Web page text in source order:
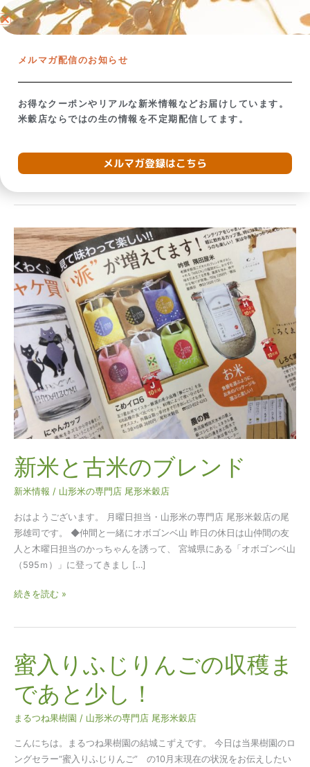
内
容
ネットショップ →
2016年10月
新米と古米のブレンド
新米情報 / 山形米の専門店 尾形米穀店
おはようございます。 月曜日担当・山形米の専門店 尾形米穀店の尾
形雄司です。 ◆仲間と一緒にオボゴンベ山 昨日の休日は山仲間の友
人と木曜日担当のかっちゃんを誘って、 宮城県にある「オボゴンベ山
（595ｍ）」に登ってきまし […]
新
米
と
古
米
の
ブ
レ
ン
ド
続きを読む »
蜜入りふじりんごの収穫ま
であと少し！
まるつね果樹園 / 山形米の専門店 尾形米穀店
こんにちは。まるつね果樹園の結城こずえです。 今日は当果樹園のロ
ングセラー“蜜入りふじりんご” の10月末現在の状況をお伝えしたい
蜜
入
り
じ
メルマガ配信のお知らせ
お得なクーポンやリアルな新米情報などお届けしています。
米穀店ならではの生の情報を不定期配信してます。
メルマガ登録はこちら